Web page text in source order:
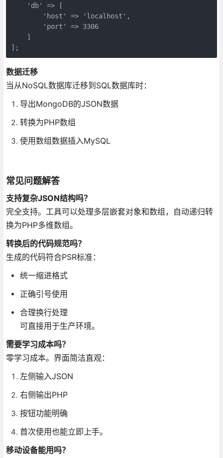
    'db' => [
        'host' => 'localhost',
        'port' => 3306
    ]
];
数据迁移
当从NoSQL数据库迁移到SQL数据库时：
导出MongoDB的JSON数据
转换为PHP数组
使用数组数据插入MySQL
常见问题解答
支持复杂JSON结构吗？
完全支持。工具可以处理多层嵌套对象和数组，自动递归转
换为PHP多维数组。
转换后的代码规范吗？
生成的代码符合PSR标准：
统一缩进格式
正确引号使用
合理换行处理
可直接用于生产环境。
需要学习成本吗？
零学习成本。界面简洁直观：
左侧输入JSON
右侧输出PHP
按钮功能明确
首次使用也能立即上手。
移动设备能用吗？